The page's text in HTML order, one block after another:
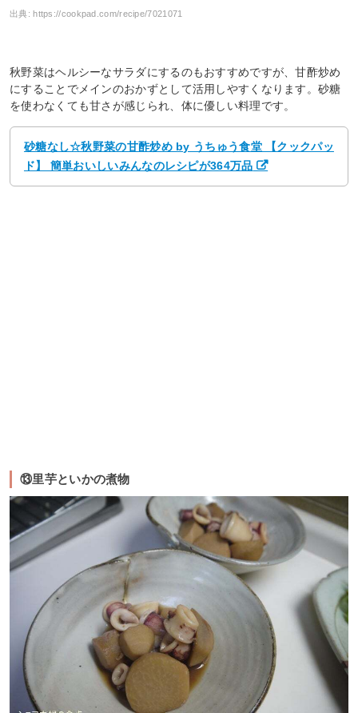
出典:https://cookpad.com/recipe/7021071
秋野菜はヘルシーなサラダにするのもおすすめですが、甘酢炒め
にすることでメインのおかずとして活用しやすくなります。砂糖
を使わなくても甘さが感じられ、体に優しい料理です。
砂糖なし☆秋野菜の甘酢炒め by うちゅう食堂 【クックパッ
ド】 簡単おいしいみんなのレシピが364万品
⑬里芋といかの煮物